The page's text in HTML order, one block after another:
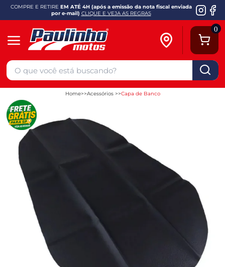
COMPRE E RETIRE EM ATÉ 4H (após a emissão da nota fiscal enviada
por e-mail) CLIQUE E VEJA AS REGRAS
0
Home Acessórios Capa de Banco